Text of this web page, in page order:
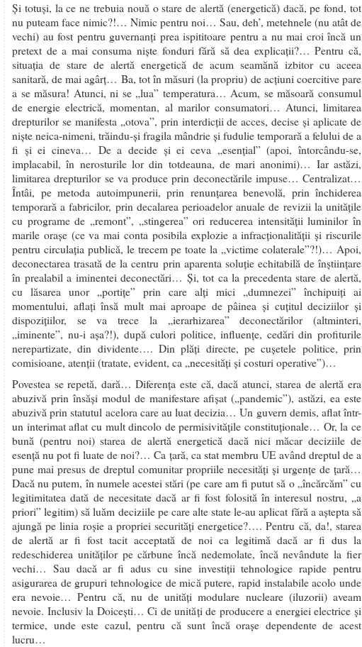
Și totuși, la ce ne trebuia nouă o stare de alertă (energetică) dacă, pe fond, tot
nu puteam face nimic?!… Nimic pentru noi… Sau, deh’, metehnele (nu atât de
vechi) au fost pentru guvernanți prea ispititoare pentru a nu mai croi încă un
pretext de a mai consuma niște fonduri fără să dea explicații?… Pentru că,
situația de stare de alertă energetică de acum seamănă izbitor cu aceea
sanitară, de mai agârț… Ba, tot în măsuri (la propriu) de acțiuni coercitive pare
a se măsura! Atunci, ni se „lua” temperatura… Acum, se măsoară consumul
de energie electrică, momentan, al marilor consumatori… Atunci, limitarea
drepturilor se manifesta „otova”, prin interdicții de acces, decise și aplicate de
niște neica-nimeni, trăindu-și fragila mândrie și fudulie temporară a felului de a
fi și ei cineva… De a decide și ei ceva „esențial” (apoi, întorcându-se,
implacabil, în nerosturile lor din totdeauna, de mari anonimi)… Iar astăzi,
limitarea drepturilor se va produce prin deconectările impuse… Centralizat…
Întâi, pe metoda autoimpunerii, prin renunțarea benevolă, prin închiderea
temporară a fabricilor, prin decalarea perioadelor anuale de revizii la unitățile
cu programe de „remont”, „stingerea” ori reducerea intensității luminilor în
marile orașe (ce va mai conta posibila explozie a infracționalității și riscurile
pentru circulația publică, le trecem pe toate la „victime colaterale”?!)… Apoi,
deconectarea trasată de la centru prin aparenta soluție echitabilă de înștiințare
în prealabil a iminentei deconectări… Și, tot ca la precedenta stare de alertă,
cu lăsarea unor „portițe” prin care alți mici „dumnezei” închipuiți ai
momentului, aflați însă mult mai aproape de pâinea și cuțitul deciziilor și
dispozițiilor, se va trece la „ierarhizarea” deconectărilor (altminteri,
„iminente”, nu-i așa?!), după culori politice, influențe, cedări din profiturile
nerepartizate, din dividente…. Din plăți directe, pe cușetele politice, prin
comisioane, atenții (tratate, evident, ca „necesități și costuri operative”)…
Povestea se repetă, dară… Diferența este că, dacă atunci, starea de alertă era
abuzivă prin însăși modul de manifestare afișat („pandemic”), astăzi, ea este
abuzivă prin statutul acelora care au luat decizia… Un guvern demis, aflat într-
un interimat aflat cu mult dincolo de permisivitățile constituționale… Or, la ce
bună (pentru noi) starea de alertă energetică dacă nici măcar deciziile de
esență nu pot fi luate de noi?… Ca țară, ca stat membru UE având dreptul de a
pune mai presus de dreptul comunitar propriile necesități și urgențe de țară…
Dacă nu putem, în numele acestei stări (pe care am fi putut să o „încărcăm” cu
legitimitatea dată de necesitate dacă ar fi fost folosită în interesul nostru, „a
priori” legitim) să luăm deciziile pe care alte state le-au aplicat fără a aștepta să
ajungă pe linia roșie a propriei securități energetice?…. Pentru că, da!, starea
de alertă ar fi fost tacit acceptată de noi ca legitimă dacă ar fi dus la
redeschiderea unităților pe cărbune încă nedemolate, încă nevândute la fier
vechi… Sau dacă ar fi adus cu sine investiții tehnologice rapide pentru
asigurarea de grupuri tehnologice de mică putere, rapid instalabile acolo unde
era nevoie… Pentru că, nu de unități modulare nucleare (iluzorii) aveam
nevoie. Inclusiv la Doicești… Ci de unități de producere a energiei electrice și
termice, unde este cazul, pentru că sunt încă orașe dependente de acest
lucru…